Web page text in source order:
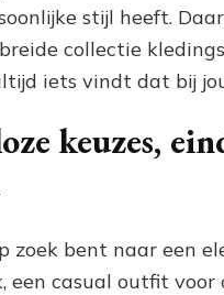
stijl heeft.
collectie
iets vindt dat bij
keuzes,
zoek bent naar een
een casual outfit voor